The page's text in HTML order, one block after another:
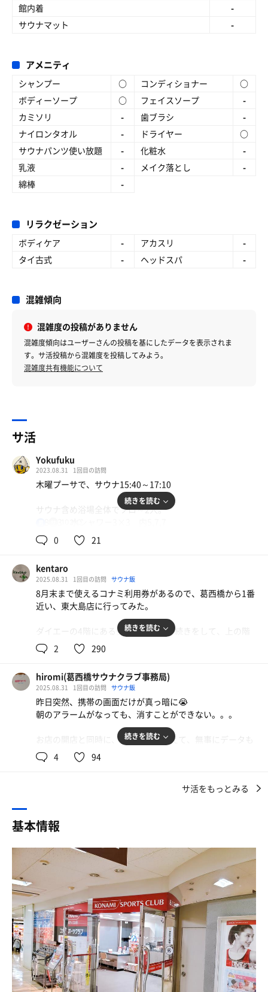
館内着
-
サウナマット
-
アメニティ
シャンプー ○ コンディショナー
○
ボディーソープ
○ フェイスソープ
-
カミソリ
- 歯ブラシ
-
ナイロンタオル
- ドライヤー
○
サウナパンツ使い放題
- 化粧水
-
乳液
- メイク落とし
-
綿棒
-
リラクゼーション
ボディケア - アカスリ
-
タイ古式
- ヘッドスパ -
混雑傾向
混雑度の投稿がありません
混雑度傾向はユーザーさんの投稿を基にしたデータを表示されま
す。サ活投稿から混雑度を投稿してみよう。
混雑度共有機能について
サ活
Yokufuku
2023.08.31 1回目の訪問
木曜プーサで、サウナ15:40～17:10
サウナ含め浴場全体でソロ～2人。
【サ室】101～104度 ドライ
かなか。
【水シャワー】
かなりぬるい。のは、季節柄しょうがない。
シャワーブースでの持参マット敷いて体育座りでは、カー
浴場出た、ロッカーとプール繋ぐ通路の丸椅子のほうが涼
しいしベターかな。
【今日のサいこう】
水風呂等 5/30
カラカラ系サウナ、良かったです。
続きを読む
0 21
kentaro
2025.08.31 1回目の訪問 サウナ飯
8月末まで使えるコナミ利用券があるので、葛西橋から1番
近い、東大島店に行ってみた。
ダイエーの4階にある受付で簡単な手続きをして、上の階
へ。
ある。
シャワーブースの先にサウナ室を発見！おおっ、意外と広
い。
14人くらい座れるコの字型の2段ベンチ。サウナマットは
水風呂は無いので水シャワーでクールダウン。ロッカール
（やっぱり、ジム利用しなかったのか…。）
今回、コナミ東大島を利用してみて、我がOSSO南砂も、
実はそんなに悪くないかと思い直しました。
続きを読む
2 290
hiromi(葛西橋サウナクラブ事務局)
2025.08.31 1回目の訪問 サウナ飯
昨日突然、携帯の画面だけが真っ暗に😭
朝のアラームがなっても、消すことができない。。。
お店の開店と同時に、携帯を買い替えて、無事にデータも
写し変えできた。
駆使して、コナミスポーツクラブ東大島へ。
階段上がるとプールがあり、その脇の廊下の先に更衣室が
難しい作り。
浴室は、シャワーブースと湯船が1つ。
サウナは、2段15人入れる広さ。
ガツンとは熱くないけど、8分入るといい汗かけた。
水風呂は無し。
スポーツクラブっていろんな作りがあるんだなあ。
続きを読む
4 94
サ活をもっとみる
基本情報